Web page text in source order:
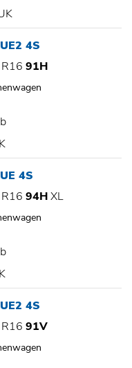
4S
91H
4S
94HXL
4S
91V